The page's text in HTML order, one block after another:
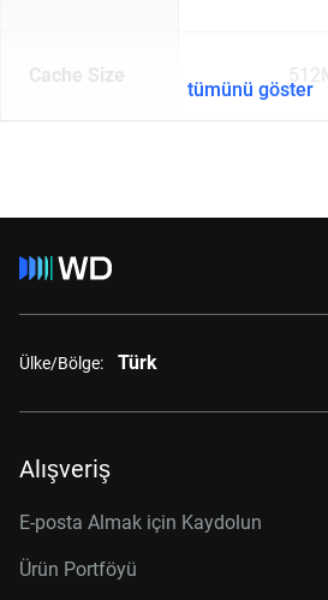
Cache Size
tümünü göster
Ülke/Bölge: Türk
Alışveriş
E-posta Almak için Kaydolun
Ürün Portföyü